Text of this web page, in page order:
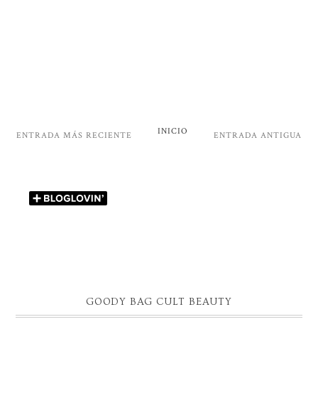
ENTRADA MÁS RECIENTE ENTRADA ANTIGUA
INICIO
GOODY BAG CULT BEAUTY